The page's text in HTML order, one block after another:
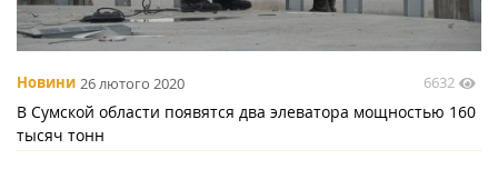
Новини 26 лютого 2020 6632
В Сумской области появятся два элеватора мощностью 160
тысяч тонн